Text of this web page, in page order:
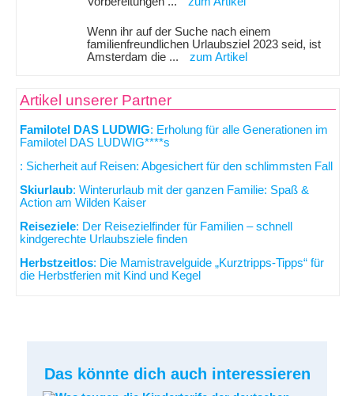
Wenn ihr auf der Suche nach einem
familienfreundlichen Urlaubsziel 2023 seid, ist
Amsterdam die ...
zum Artikel
Artikel unserer Partner
Familotel DAS LUDWIG: Erholung für alle Generationen im
Familotel DAS LUDWIG****s
: Sicherheit auf Reisen: Abgesichert für den schlimmsten Fall
Skiurlaub: Winterurlaub mit der ganzen Familie: Spaß &
Action am Wilden Kaiser
Reiseziele: Der Reisezielfinder für Familien – schnell
kindgerechte Urlaubsziele finden
Herbstzeitlos: Die Mamistravelguide „Kurztripps-Tipps“ für
die Herbstferien mit Kind und Kegel
Das könnte dich auch interessieren